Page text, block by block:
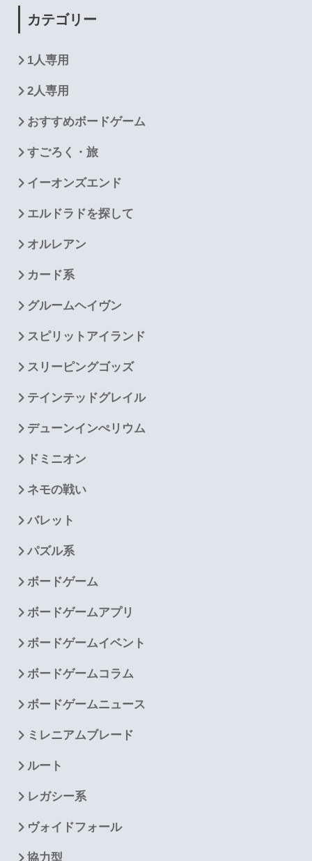
カテゴリー
1人専用
2人専用
おすすめボードゲーム
すごろく・旅
イーオンズエンド
エルドラドを探して
オルレアン
カード系
グルームヘイヴン
スピリットアイランド
スリーピングゴッズ
テインテッドグレイル
デューンインぺリウム
ドミニオン
ネモの戦い
バレット
パズル系
ボードゲーム
ボードゲームアプリ
ボードゲームイベント
ボードゲームコラム
ボードゲームニュース
ミレニアムブレード
ルート
レガシー系
ヴォイドフォール
協力型